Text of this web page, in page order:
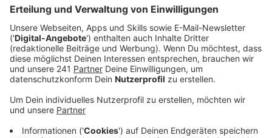
Veröffentlicht:Donnerstag, 12.01.2023 15:43
Anzeige
Das haben Polizei und Staatsanwaltschaft am
Donnerstagnachmittag bekannt gegeben. Für
Hinweise, die zur Ergreifung des oder der Täter führen,
steht eine Belohnung von insgesamt 6.000 Euro aus.